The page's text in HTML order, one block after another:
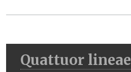
Quattuor lineae